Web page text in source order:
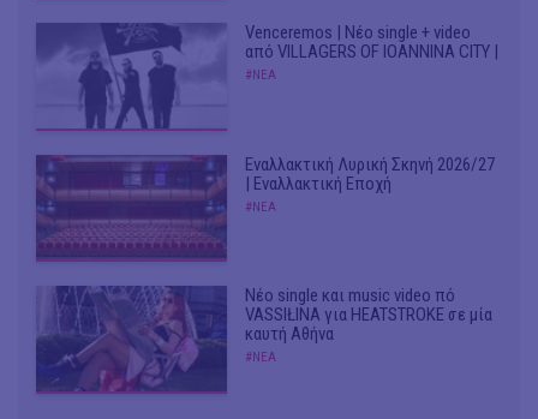
Venceremos | Νέο single + video
από VILLAGERS OF IOANNINA CITY |
#ΝΕΑ
Εναλλακτική Λυρική Σκηνή 2026/27
| Εναλλακτική Εποχή
#ΝΕΑ
Νέο single και music video πό
VASSIŁINA για HEATSTROKE σε μία
καυτή Αθήνα
#ΝΕΑ